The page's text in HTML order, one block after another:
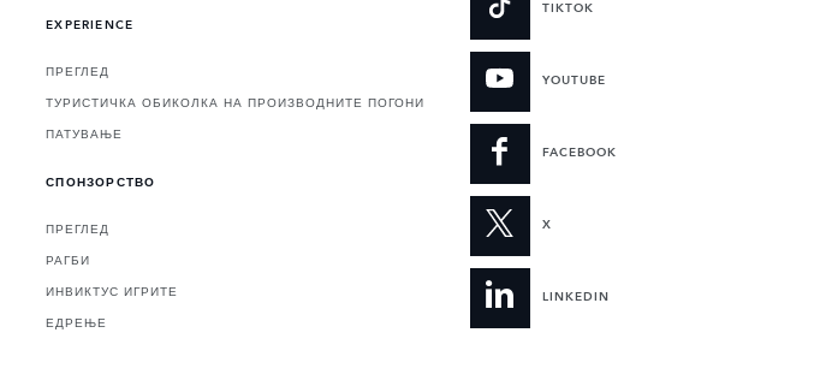
EXPERIENCE
ПРЕГЛЕД
ТУРИСТИЧКА ОБИКОЛКА НА ПРОИЗВОДНИТЕ ПОГОНИ
ПАТУВАЊЕ
СПОНЗОРСТВО
ПРЕГЛЕД
РАГБИ
ИНВИКТУС ИГРИТЕ
ЕДРЕЊЕ
TIKTOK
YOUTUBE
FACEBOOK
X
LINKEDIN